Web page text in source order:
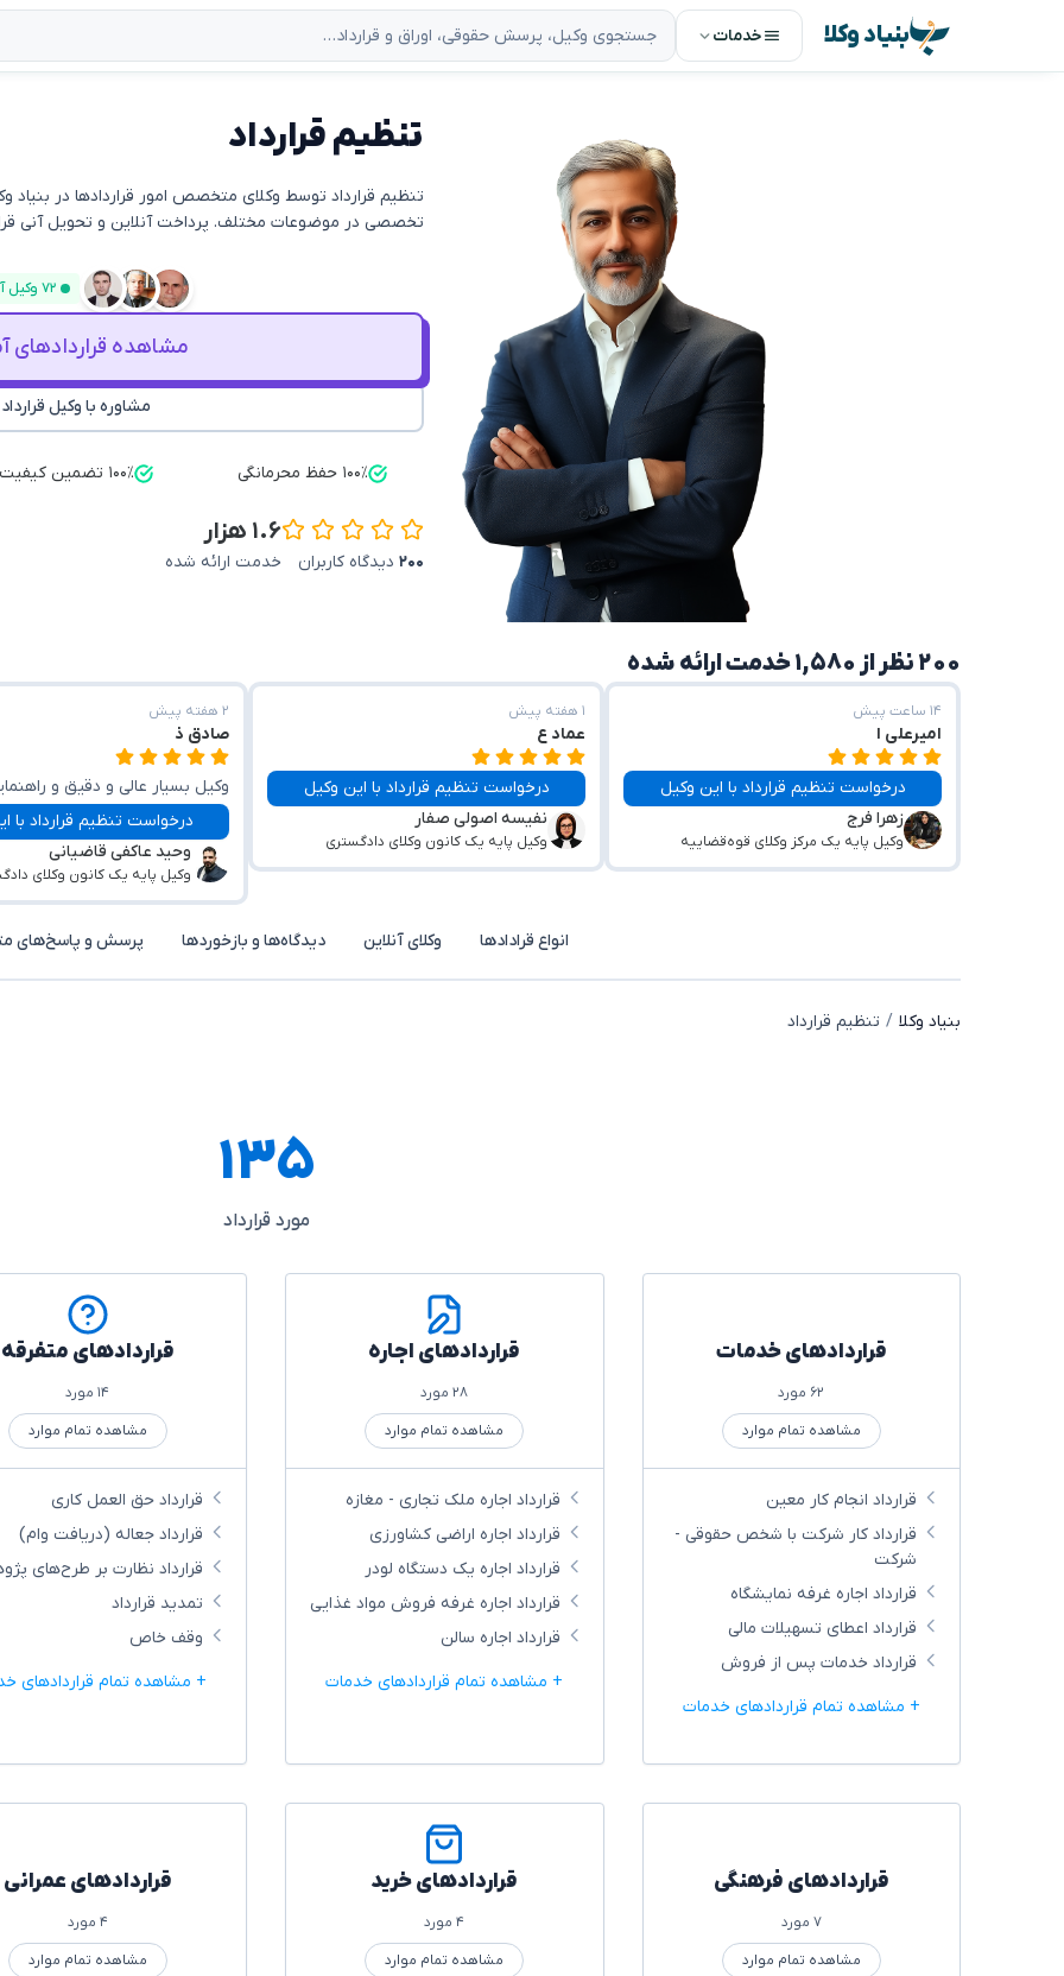
بنیاد وکلا خدمات
تنظیم قرارداد
تخصصی در موضوعات مختلف. پرداخت آنلاین و تحویل آنی
۷۲ وکیل آنلاین
مشاهده قراردادهای
مشاوره با وکیل قرارداد
۱۰۰٪ حفظ محرمانگی ۱۰۰٪ تضمین کیفیت
۲۰۰ دیدگاه کاربران
۱.۶ هزار
خدمت ارائه شده
۲۰۰ نظر از ۱,۵۸۰ خدمت ارائه شده
۱۴ ساعت پیش
امیرعلی ا
درخواست تنظیم قرارداد با این وکیل
زهرا فرج
وکیل پایه یک مرکز وکلای قوه‌قضاییه
۱ هفته پیش
عماد ع
درخواست تنظیم قرارداد با این وکیل
نفیسه اصولی صفار
وکیل پایه یک کانون وکلای دادگستری
۲ هفته پیش
صادق ذ
وکیل بسیار عالی و دقیق و
متین اشرافیت کامل نسبت به
قضایی
درخواست تنظیم قرارداد با
وحید عاکفی قاضیانی
وکیل پایه یک کانون وکلای
انواع قرادادها وکلای آنلاین دیدگاه‌ها و بازخوردها پرسش و پاسخ‌های
بنیاد وکلا تنظیم قرارداد
۱۳۵
مورد قرارداد
قراردادهای خدمات
۶۲ مورد
مشاهده تمام موارد
قرارداد انجام کار معین
قرارداد کار شرکت با شخص حقوقی -
شرکت
قرارداد اجاره غرفه نمایشگاه
قرارداد اعطای تسهیلات مالی
قرارداد خدمات پس از فروش
+ مشاهده تمام قراردادهای خدمات
قراردادهای اجاره
۲۸ مورد
مشاهده تمام موارد
قرارداد اجاره ملک تجاری - مغازه
قرارداد اجاره اراضی کشاورزی
قرارداد اجاره یک دستگاه لودر
قرارداد اجاره غرفه فروش مواد غذایی
قرارداد اجاره سالن
+ مشاهده تمام قراردادهای خدمات
قراردادهای متفرقه
۱۴ مورد
مشاهده تمام موارد
قرارداد حق العمل کاری
قرارداد جعاله (دریافت وام)
قرارداد نظارت بر طرح‌های
تمدید قرارداد
وقف خاص
+ مشاهده تمام قراردادهای
قراردادهای فرهنگی
۷ مورد
مشاهده تمام موارد
قراردادهای خرید
۴ مورد
مشاهده تمام موارد
قراردادهای عمرانی
۴ مورد
مشاهده تمام موارد